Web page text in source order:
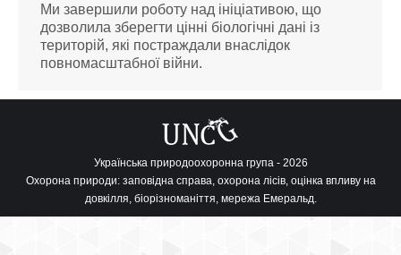
Ми завершили роботу над ініціативою, що
дозволила зберегти цінні біологічні дані із
територій, які постраждали внаслідок
повномасштабної війни.
Українська природоохоронна група - 2026
Охорона природи: заповідна справа, охорона лісів, оцінка впливу на
довкілля, біорізноманіття, мережа Емеральд.